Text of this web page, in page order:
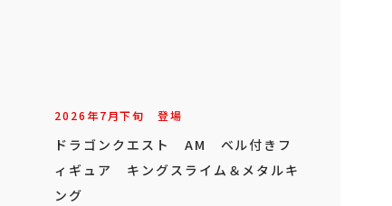
2026年7月下旬 登場
ドラゴンクエスト AM ベル付きフ
ィギュア キングスライム＆メタルキ
ング